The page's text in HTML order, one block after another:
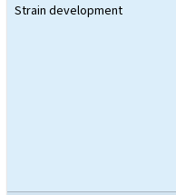
Strain development